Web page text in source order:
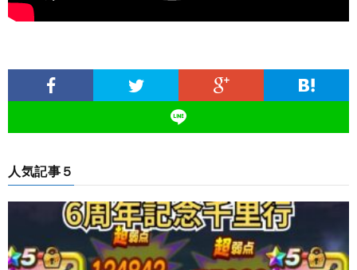
人気記事５